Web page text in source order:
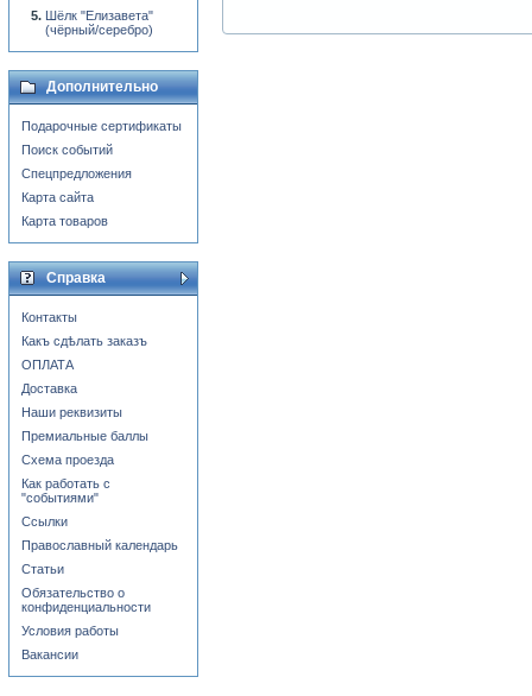
Шёлк "Елизавета"
(чёрный/серебро)
Дополнительно
Подарочные сертификаты
Поиск событий
Спецпредложения
Карта сайта
Карта товаров
Справка
Контакты
Какъ сдѣлать заказъ
ОПЛАТА
Доставка
Наши реквизиты
Премиальные баллы
Схема проезда
Как работать с
"событиями"
Ссылки
Православный календарь
Статьи
Обязательство о
конфиденциальности
Условия работы
Вакансии